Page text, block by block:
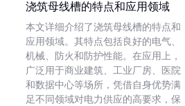
浇筑母线槽的特点和应用领域
本文详细介绍了浇筑母线槽的特点和
应用领域。其特点包括良好的电气、
机械、防火和防护性能。在应用上，
广泛用于商业建筑、工业厂房、医院
和数据中心等场所，凭借自身优势满
足不同领域对电力供应的高要求，保